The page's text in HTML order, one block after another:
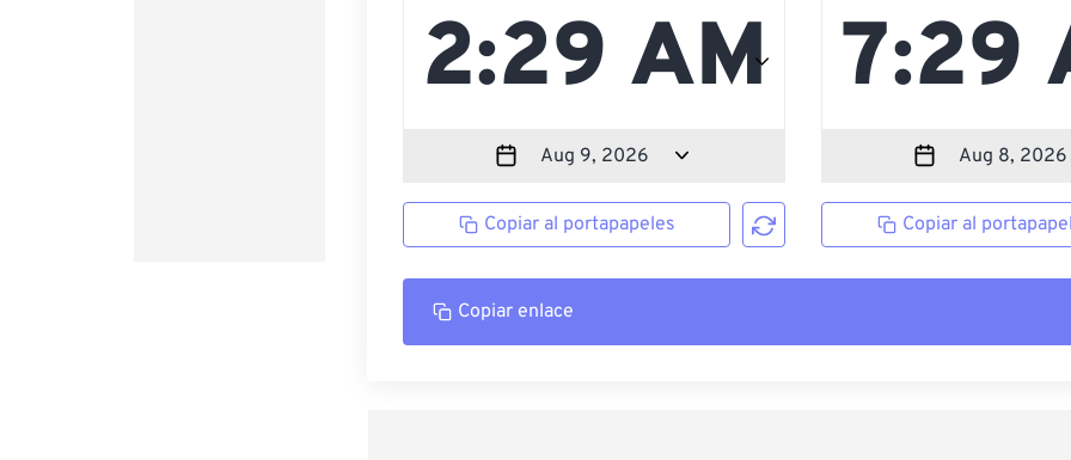
Copiar al portapapeles Copiar al
Copiar enlace